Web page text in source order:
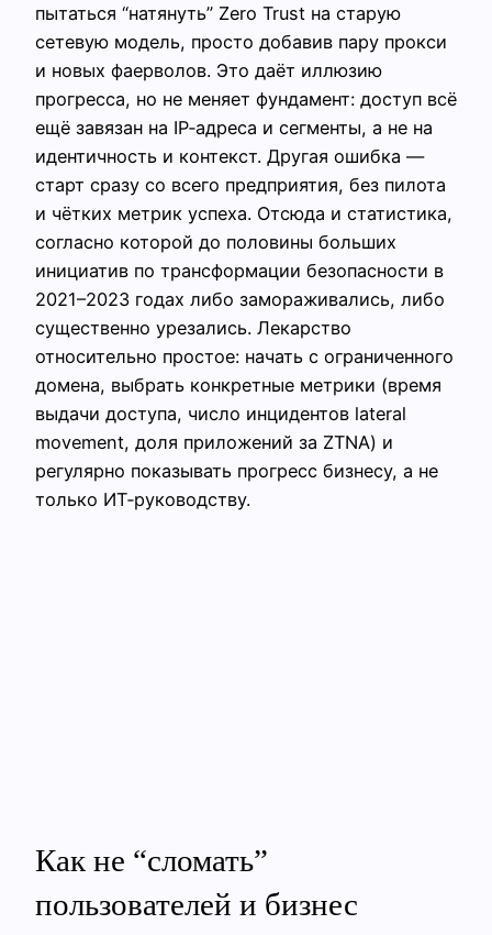
пытаться “натянуть” Zero Trust на старую
сетевую модель, просто добавив пару прокси
и новых фаерволов. Это даёт иллюзию
прогресса, но не меняет фундамент: доступ всё
ещё завязан на IP‑адреса и сегменты, а не на
идентичность и контекст. Другая ошибка —
старт сразу со всего предприятия, без пилота
и чётких метрик успеха. Отсюда и статистика,
согласно которой до половины больших
инициатив по трансформации безопасности в
2021–2023 годах либо замораживались, либо
существенно урезались. Лекарство
относительно простое: начать с ограниченного
домена, выбрать конкретные метрики (время
выдачи доступа, число инцидентов lateral
movement, доля приложений за ZTNA) и
регулярно показывать прогресс бизнесу, а не
только ИТ‑руководству.
Как не “сломать”
пользователей и бизнес